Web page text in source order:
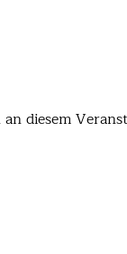
diesem